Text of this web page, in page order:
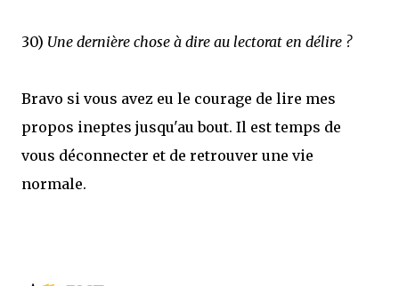
30) Une dernière chose à dire au lectorat en délire ?
Bravo si vous avez eu le courage de lire mes
propos ineptes jusqu'au bout. Il est temps de
vous déconnecter et de retrouver une vie
normale.